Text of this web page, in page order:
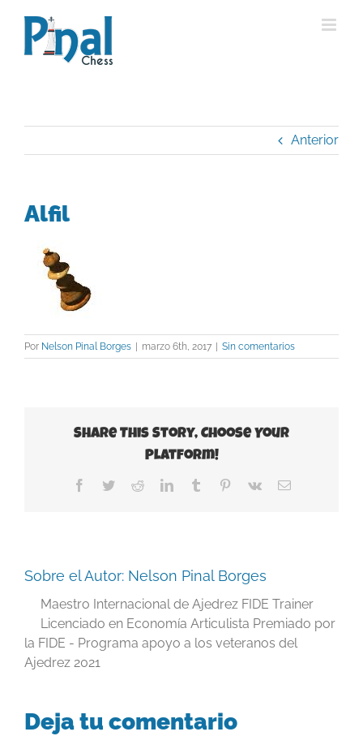
contenido
Anterior
Alfil
Por Nelson Pinal Borges | marzo 6th, 2017 | Sin comentarios
Share This Story, Choose Your
Platform!
Facebook
TwitterRedditLinkedInTumblr Pinterest
Vk
Correo
Sobre el Autor: Nelson Pinal Borges
Maestro Internacional de Ajedrez FIDE Trainer
Licenciado en Economía Articulista Premiado por
la FIDE - Programa apoyo a los veteranos del
Ajedrez 2021
Deja tu comentario